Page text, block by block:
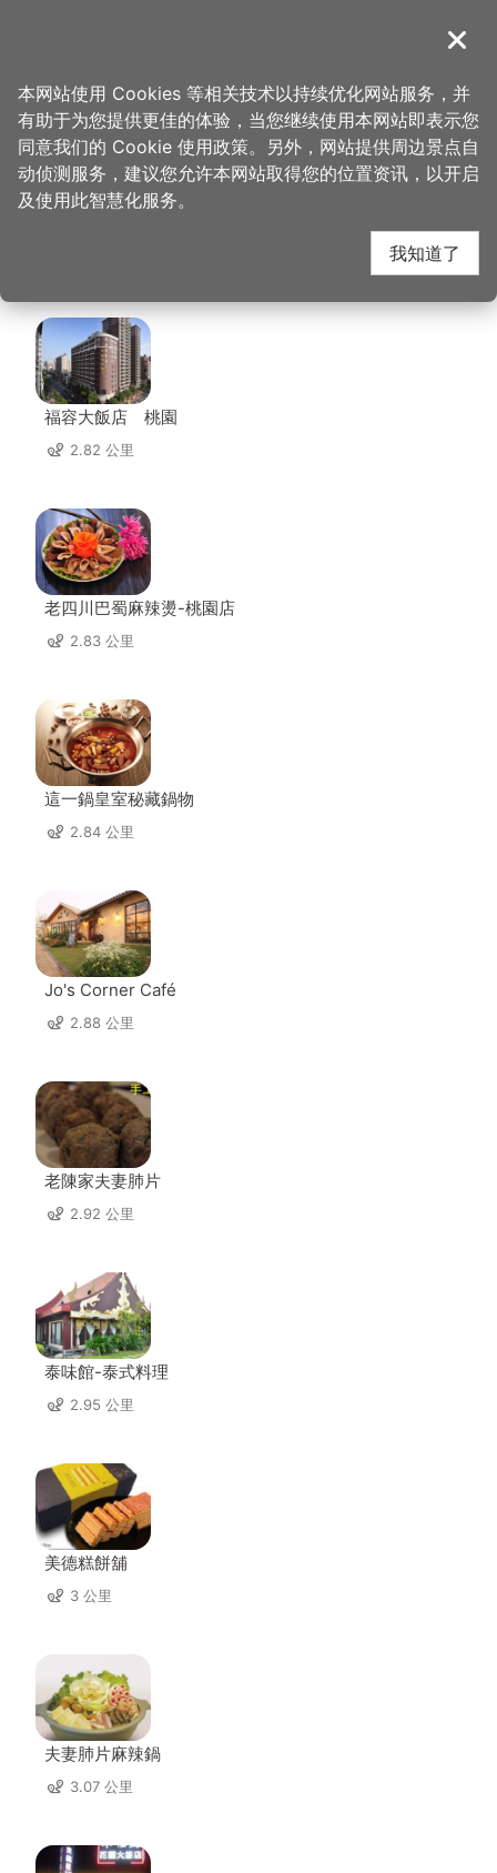
導覽
首页 > 想去的地方 > 住宿 > 丽华商务大饭店
丽华商务大饭店 周边店
家
福容大飯店 桃園
2.82 公里
老四川巴蜀麻辣燙-桃園店
2.83 公里
這一鍋皇室秘藏鍋物
2.84 公里
Jo's Corner Café
2.88 公里
老陳家夫妻肺片
2.92 公里
泰味館-泰式料理
2.95 公里
美德糕餅舖
3 公里
夫妻肺片麻辣鍋
3.07 公里
关闭
本网站使用 Cookies 等相关技术以持续优化网站服务，并
有助于为您提供更佳的体验，当您继续使用本网站即表示您
同意我们的 Cookie 使用政策。另外，网站提供周边景点自
动侦测服务，建议您允许本网站取得您的位置资讯，以开启
及使用此智慧化服务。
我知道了